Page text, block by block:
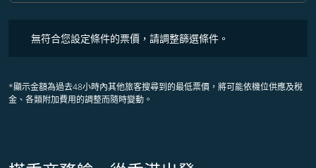
無符合您設定條件的票價，請調整篩選條件。
*顯示金額為過去48小時內其他旅客搜尋到的最低票價，將可能依機位供應及稅
金、各類附加費用的調整而隨時變動。